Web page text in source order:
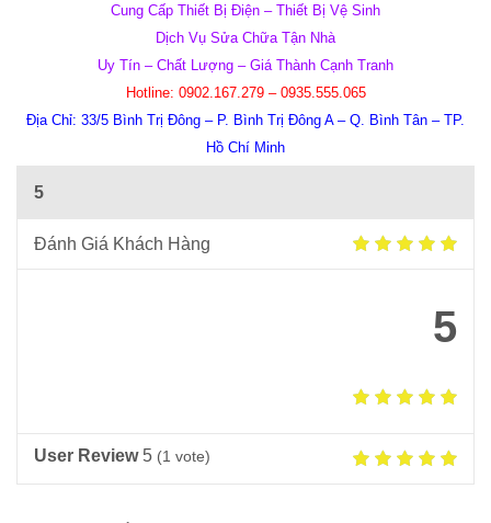
Cung Cấp Thiết Bị Điện – Thiết Bị Vệ Sinh
Dịch Vụ Sửa Chữa Tận Nhà
Uy Tín – Chất Lượng – Giá Thành Cạnh Tranh
Hotline: 0902.167.279 – 0935.555.065
Địa Chỉ: 33/5 Bình Trị Đông – P. Bình Trị Đông A – Q. Bình Tân – TP.
Hồ Chí Minh
5
Đánh Giá Khách Hàng
5
User Review 5 (1 vote)